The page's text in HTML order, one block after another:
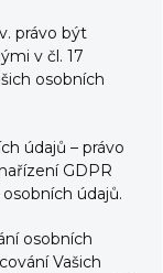
právo být
v čl. 17
osobních
údajů – právo
GDPR
údajů.
osobních
Vašich